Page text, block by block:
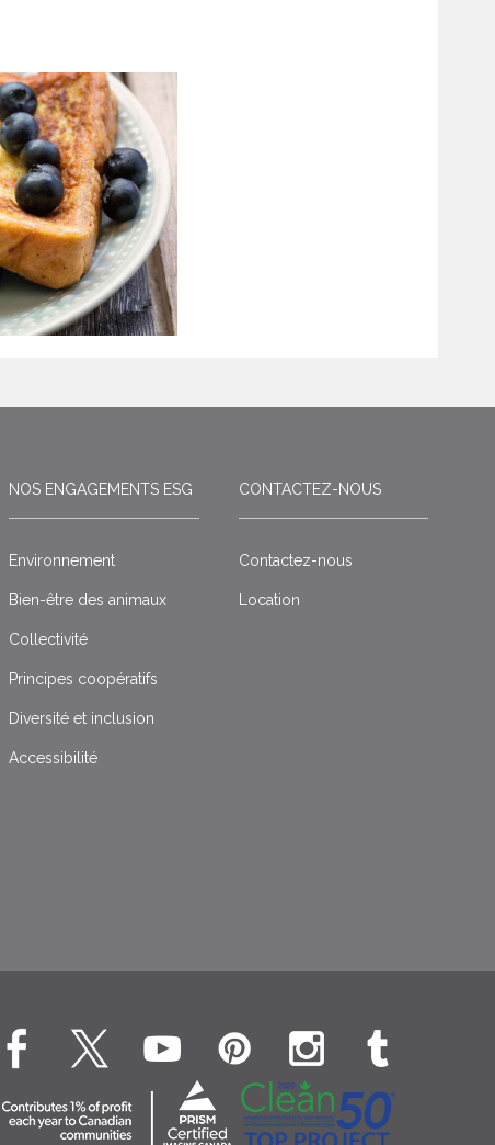
NOS ENGAGEMENTS ESG
Environnement
Bien-être des animaux
Collectivité
Principes coopératifs
Diversité et inclusion
Accessibilité
CONTACTEZ-NOUS
Contactez-nous
Location